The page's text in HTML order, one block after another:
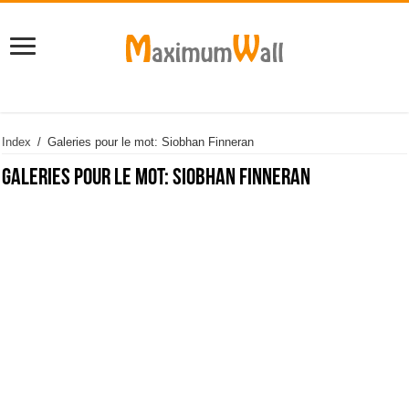
Index / Galeries pour le mot: Siobhan Finneran
Galeries pour le mot:Siobhan Finneran